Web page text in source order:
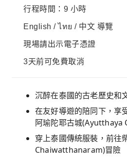
行程時間：9 小時
English / ไทย / 中文 導覽
現場請出示電子憑證
3天前可免費取消
沉醉在泰國的古老歷史和
在友好導遊的陪同下，享
阿瑜陀耶古城(Ayutthaya
穿上泰國傳統服裝，前往
Chaiwatthanaram)冒險